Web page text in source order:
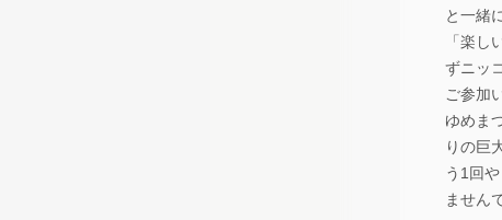
と一緒
「楽し
ずニッ
ご参加
ゆめま
りの巨
う1回
ません